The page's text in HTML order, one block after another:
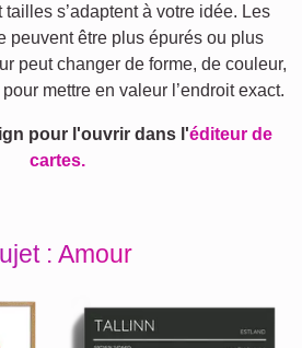
s’adaptent à votre idée. Les
peuvent être plus épurés ou plus
peut changer de forme, de couleur,
mettre en valeur l’endroit exact.
pour l'ouvrir dans l'éditeur de
cartes.
: Amour